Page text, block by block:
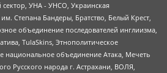
УНА - УНСО, Украинская
Степана Бандеры, Братство, Белый Крест,
объединение последователей инглиизма,
TulaSkins, Этнополитическое
национальное объединение Атака, Мечеть
Русского народа г. Астрахани, ВОЛЯ,